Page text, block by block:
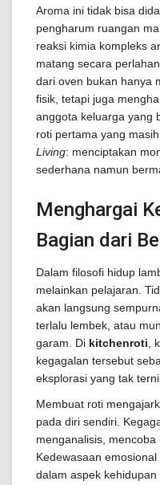
Aroma ini tidak bisa
pengharum ruangan
reaksi kimia kompleks
matang secara
dari oven bukan hanya
fisik, tetapi juga
anggota keluarga yang
roti pertama yang
Living: menciptakan
sederhana namun
Menghargai
Bagian dari
Dalam filosofi hidup
melainkan pelajaran.
akan langsung
terlalu lembek, atau
garam. Di kitchenroti ,
kegagalan tersebut
eksplorasi yang tak
Membuat roti
pada diri sendiri.
menganalisis, mencoba
Kedewasaan
dalam aspek